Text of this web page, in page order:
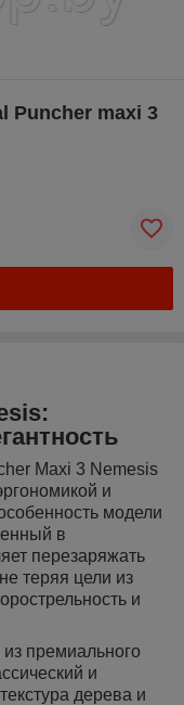
Puncher maxi 3
Maxi 3 Nemesis
и
модели
в
перезаряжать
теряя цели из
и
премиального
и
дерева и